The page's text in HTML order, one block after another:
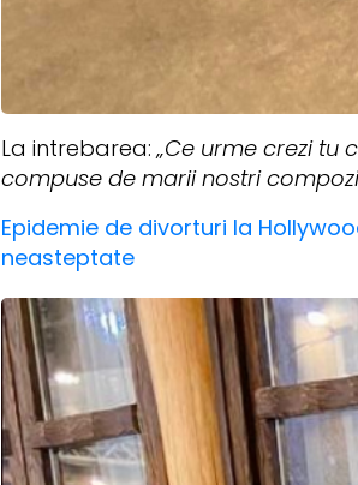
La intrebarea:„Ce urme crezi tu
compuse de marii nostri
Epidemie de divorturi la
neasteptate